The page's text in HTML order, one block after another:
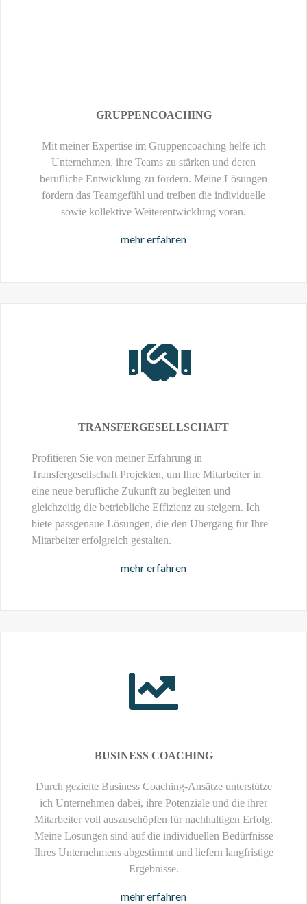
GRUPPENCOACHING
Mit meiner Expertise im Gruppencoaching helfe ich
Unternehmen, ihre Teams zu stärken und deren
berufliche Entwicklung zu fördern. Meine Lösungen
fördern das Teamgefühl und treiben die individuelle
sowie kollektive Weiterentwicklung voran.
mehr erfahren
TRANSFERGESELLSCHAFT
Profitieren Sie von meiner Erfahrung in
Transfergesellschaft Projekten, um Ihre Mitarbeiter in
eine neue berufliche Zukunft zu begleiten und
gleichzeitig die betriebliche Effizienz zu steigern. Ich
biete passgenaue Lösungen, die den Übergang für Ihre
Mitarbeiter erfolgreich gestalten.
mehr erfahren
BUSINESS COACHING
Durch gezielte Business Coaching-Ansätze unterstütze
ich Unternehmen dabei, ihre Potenziale und die ihrer
Mitarbeiter voll auszuschöpfen für nachhaltigen Erfolg.
Meine Lösungen sind auf die individuellen Bedürfnisse
Ihres Unternehmens abgestimmt und liefern langfristige
Ergebnisse.
mehr erfahren